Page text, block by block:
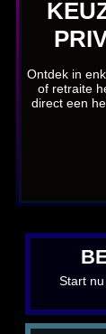
Ontdek in
of retraite
direct een
Start